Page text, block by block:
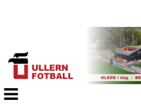
Veksle
navigasjon